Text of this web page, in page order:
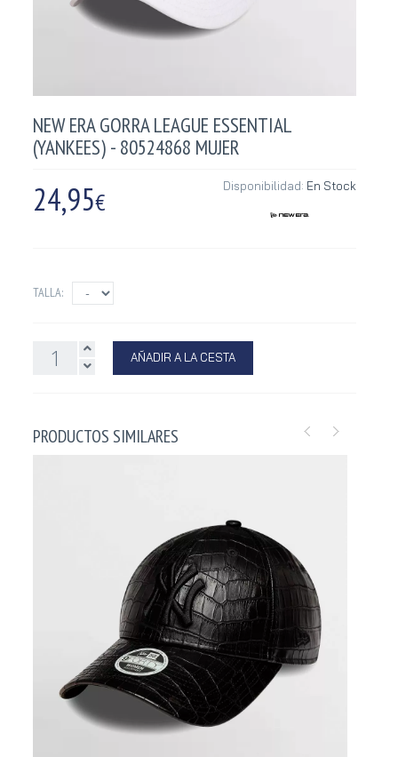
NEW ERA GORRA LEAGUE ESSENTIAL
(YANKEES) - 80524868 MUJER
24,95€
Disponibilidad: En Stock
TALLA:
AÑADIR A LA CESTA
PRODUCTOS SIMILARES